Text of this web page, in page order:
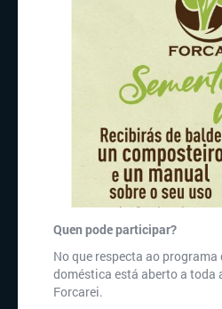
Quen pode participar?
No que respecta ao
doméstica está aberto a toda
Forcarei.